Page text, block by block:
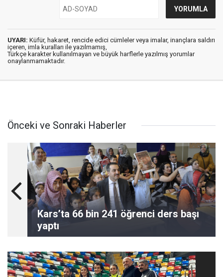
UYARI: Küfür, hakaret, rencide edici cümleler veya imalar, inançlara saldırı
içeren, imla kuralları ile yazılmamış,
Türkçe karakter kullanılmayan ve büyük harflerle yazılmış yorumlar
onaylanmamaktadır.
Önceki ve Sonraki Haberler
Kars’ta 66 bin 241 öğrenci ders başı
yaptı